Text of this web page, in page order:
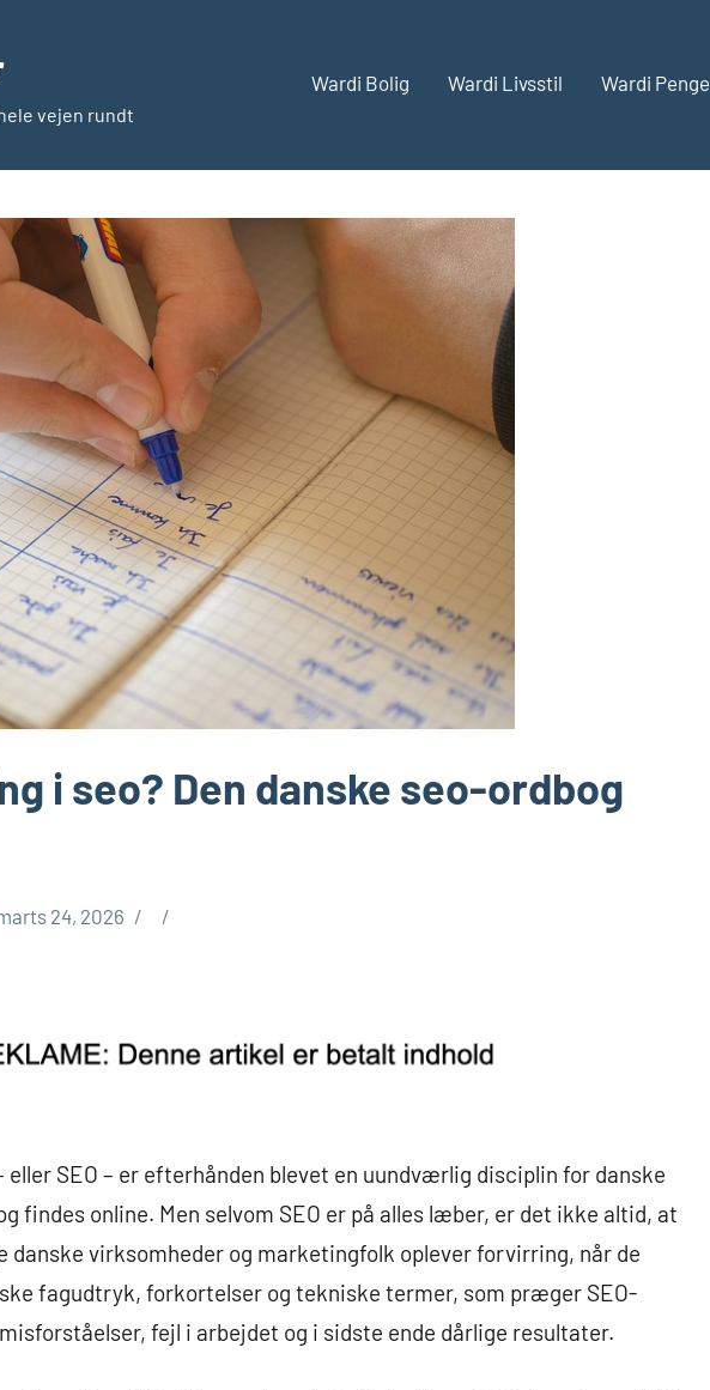
vejen rundt
Wardi Bolig Wardi Livsstil Wardi Penge
i seo? Den danske seo-ordbog
24, 2026
SEO – er efterhånden blevet en uundværlig disciplin for danske
findes online. Men selvom SEO er på alles læber, er det ikke altid, at
danske virksomheder og marketingfolk oplever forvirring, når de
fagudtryk, forkortelser og tekniske termer, som præger SEO-
fejl i arbejdet og i sidste ende dårlige resultater.